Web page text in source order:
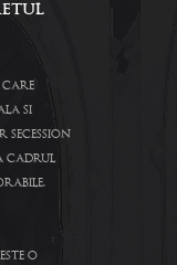
care
si
cadrul
o